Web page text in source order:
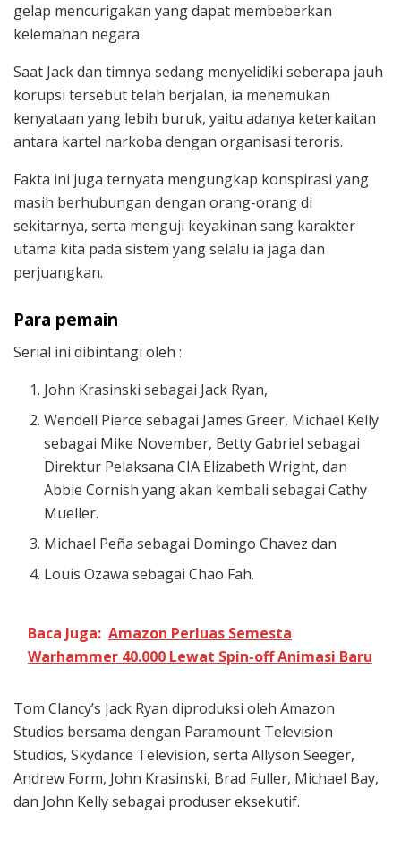
gelap mencurigakan yang dapat membeberkan
kelemahan negara.
Saat Jack dan timnya sedang menyelidiki seberapa jauh
korupsi tersebut telah berjalan, ia menemukan
kenyataan yang lebih buruk, yaitu adanya keterkaitan
antara kartel narkoba dengan organisasi teroris.
Fakta ini juga ternyata mengungkap konspirasi yang
masih berhubungan dengan orang-orang di
sekitarnya, serta menguji keyakinan sang karakter
utama kita pada sistem yang selalu ia jaga dan
perjuangkan.
Para pemain
Serial ini dibintangi oleh :
John Krasinski sebagai Jack Ryan,
Wendell Pierce sebagai James Greer, Michael Kelly
sebagai Mike November, Betty Gabriel sebagai
Direktur Pelaksana CIA Elizabeth Wright, dan
Abbie Cornish yang akan kembali sebagai Cathy
Mueller.
Michael Peña sebagai Domingo Chavez dan
Louis Ozawa sebagai Chao Fah.
Baca Juga: Amazon Perluas Semesta
Warhammer 40.000 Lewat Spin-off Animasi Baru
Tom Clancy’s Jack Ryan diproduksi oleh Amazon
Studios bersama dengan Paramount Television
Studios, Skydance Television, serta Allyson Seeger,
Andrew Form, John Krasinski, Brad Fuller, Michael Bay,
dan John Kelly sebagai produser eksekutif.